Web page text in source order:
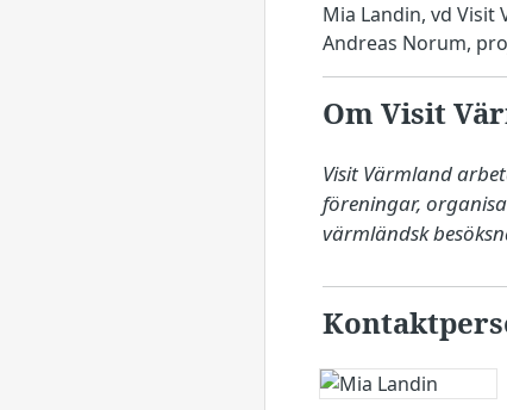
Mia Landin, vd Visit
Andreas Norum,
Om Visit
Visit Värmland
föreningar,
värmländsk